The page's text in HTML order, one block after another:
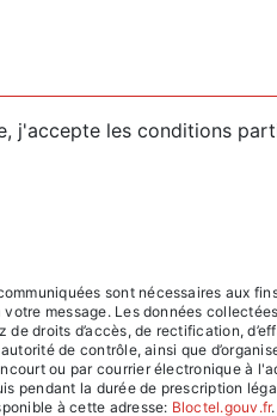
j'accepte les conditions
sont nécessaires aux
message. Les données
de droits d’accès, de rectification,
de contrôle, ainsi que
ou par courrier électronique à
pendant la durée de prescription
à cette adresse: Bloctel.gouv.fr